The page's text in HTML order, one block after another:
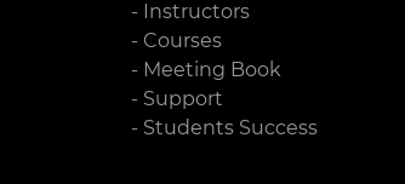
- Instructors
- Courses
- Meeting Book
- Support
- Students Success